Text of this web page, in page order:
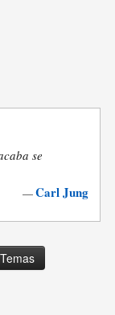
se
—Carl Jung
Temas